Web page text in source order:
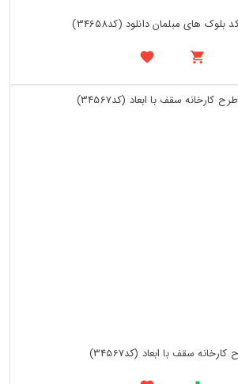
های مبلمان دانلود (کد34658)
سقف با ابعاد (کد34567)